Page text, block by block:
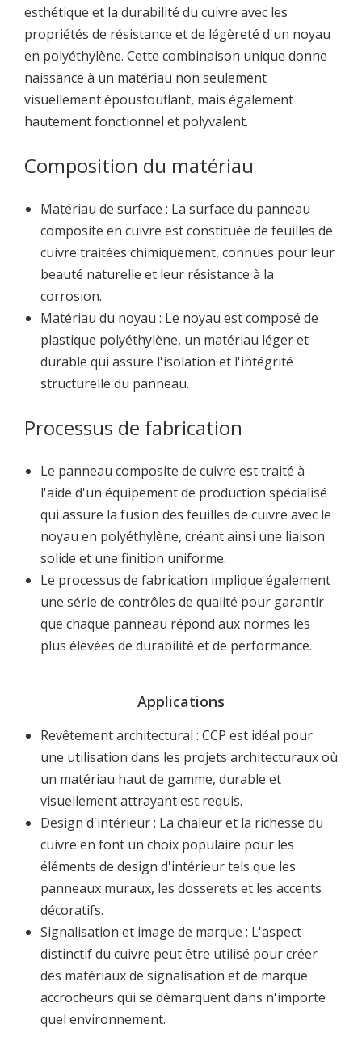
esthétique et la durabilité du cuivre avec les
propriétés de résistance et de légèreté d'un noyau
en polyéthylène. Cette combinaison unique donne
naissance à un matériau non seulement
visuellement époustouflant, mais également
hautement fonctionnel et polyvalent.
Composition du matériau
Matériau de surface : La surface du panneau
composite en cuivre est constituée de feuilles de
cuivre traitées chimiquement, connues pour leur
beauté naturelle et leur résistance à la
corrosion.
Matériau du noyau : Le noyau est composé de
plastique polyéthylène, un matériau léger et
durable qui assure l'isolation et l'intégrité
structurelle du panneau.
Processus de fabrication
Le panneau composite de cuivre est traité à
l'aide d'un équipement de production spécialisé
qui assure la fusion des feuilles de cuivre avec le
noyau en polyéthylène, créant ainsi une liaison
solide et une finition uniforme.
Le processus de fabrication implique également
une série de contrôles de qualité pour garantir
que chaque panneau répond aux normes les
plus élevées de durabilité et de performance.
Applications
Revêtement architectural : CCP est idéal pour
une utilisation dans les projets architecturaux où
un matériau haut de gamme, durable et
visuellement attrayant est requis.
Design d'intérieur : La chaleur et la richesse du
cuivre en font un choix populaire pour les
éléments de design d'intérieur tels que les
panneaux muraux, les dosserets et les accents
décoratifs.
Signalisation et image de marque : L'aspect
distinctif du cuivre peut être utilisé pour créer
des matériaux de signalisation et de marque
accrocheurs qui se démarquent dans n'importe
quel environnement.